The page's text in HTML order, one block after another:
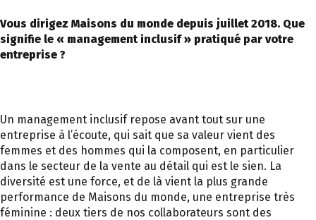
Vous dirigez Maisons du monde depuis juillet 2018. Que
signifie le « management inclusif » pratiqué par votre
entreprise ?
Un management inclusif repose avant tout sur une
entreprise à l’écoute, qui sait que sa valeur vient des
femmes et des hommes qui la composent, en particulier
dans le secteur de la vente au détail qui est le sien. La
diversité est une force, et de là vient la plus grande
performance de Maisons du monde, une entreprise très
féminine : deux tiers de nos collaborateurs sont des